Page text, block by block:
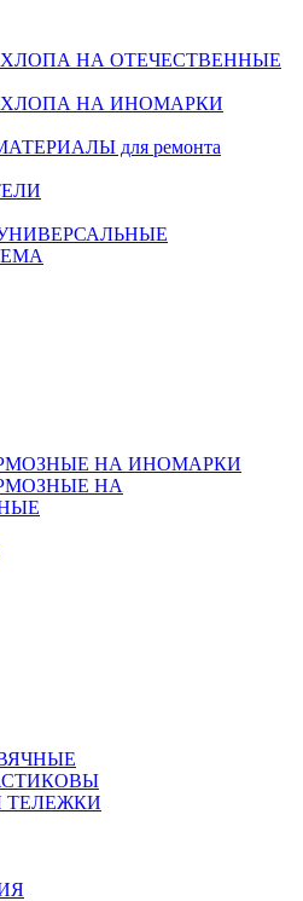
НА ОТЕЧЕСТВЕННЫЕ
НА ИНОМАРКИ
для ремонта
НА ИНОМАРКИ
НА
ТЕЛЕЖКИ